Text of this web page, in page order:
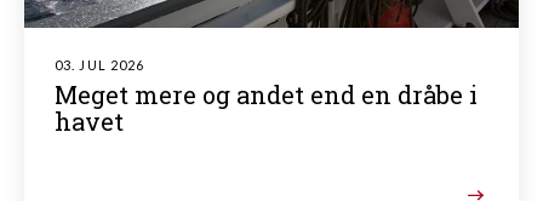
03. JUL 2026
Meget mere og andet end en dråbe i
havet